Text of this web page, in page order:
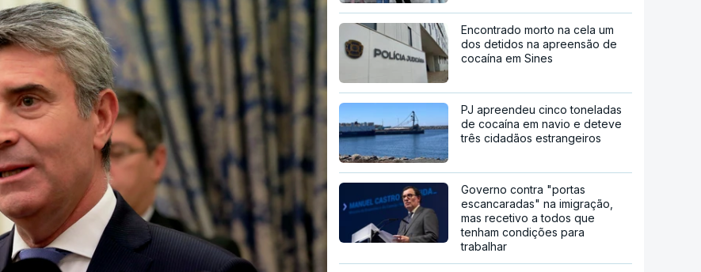
Encontrado morto na cela um
dos detidos na apreensão de
cocaína em Sines
PJ apreendeu cinco toneladas
de cocaína em navio e deteve
três cidadãos estrangeiros
Governo contra "portas
escancaradas" na imigração,
mas recetivo a todos que
tenham condições para
trabalhar